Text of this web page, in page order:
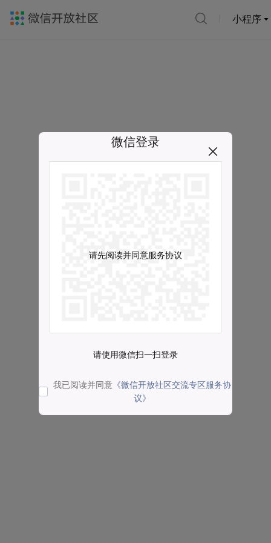
小程序
微信登录
请先阅读并同意服务协议
请使用微信扫一扫登录
我已阅读并同意 《微信开放社区交流专区服务协
议》